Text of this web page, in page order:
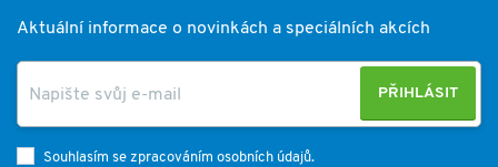
Aktuální informace o novinkách a speciálních akcích
PŘIHLÁSIT
Souhlasím se zpracováním osobních údajů.